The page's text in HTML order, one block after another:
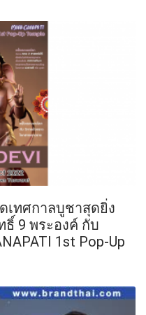
เทศกาลบูชาสุดยิ่ง
9 พระองค์ กับ
1st Pop-Up